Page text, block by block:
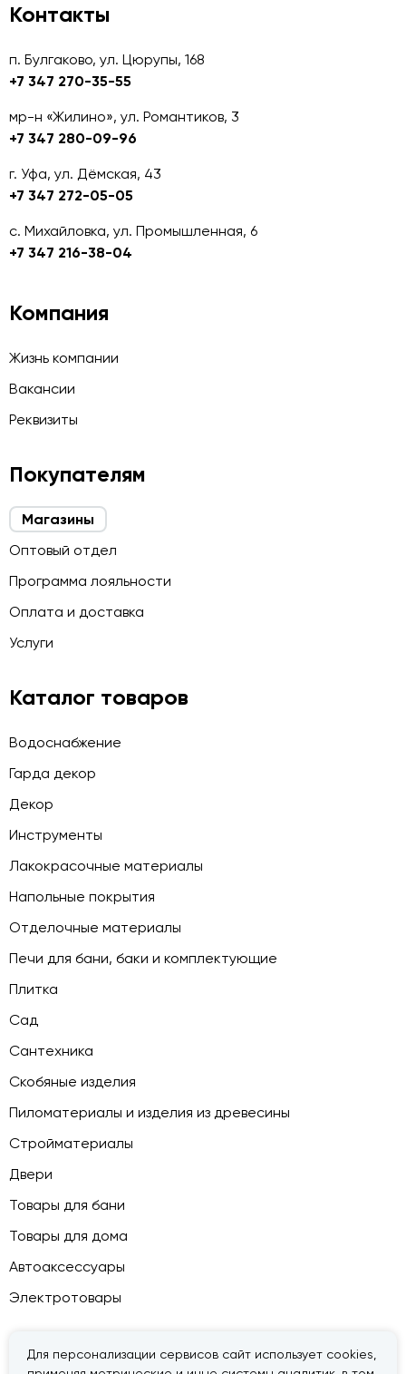
Для персонализации сервисов сайт использует cookies,
Контакты
п. Булгаково, ул. Цюрупы, 168
+7 347 270-35-55
мр-н «Жилино», ул. Романтиков, 3
+7 347 280-09-96
г. Уфа, ул. Дёмская, 43
+7 347 272-05-05
с. Михайловка, ул. Промышленная, 6
+7 347 216-38-04
Компания
Жизнь компании
Вакансии
Реквизиты
Покупателям
Магазины
Оптовый отдел
Программа лояльности
Оплата и доставка
Услуги
Каталог товаров
Водоснабжение
Гарда декор
Декор
Инструменты
Лакокрасочные материалы
Напольные покрытия
Отделочные материалы
Печи для бани, баки и комплектующие
Плитка
Сад
Сантехника
Скобяные изделия
Пиломатериалы и изделия из древесины
Стройматериалы
Двери
Товары для бани
Товары для дома
Автоаксессуары
Электротовары